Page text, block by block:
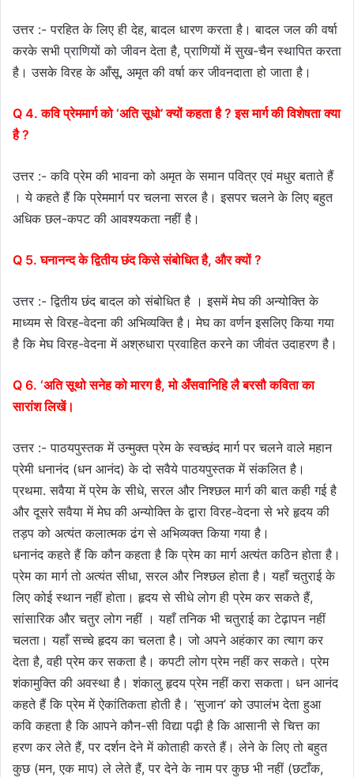
उत्तर :- परहित के लिए ही देह, बादल धारण करता है। बादल जल की वर्षा
करके सभी प्राणियों को जीवन देता है, प्राणियों में सुख-चैन स्थापित करता
है। उसके विरह के आँसू, अमृत की वर्षा कर जीवनदाता हो जाता है।
Q 4. कवि प्रेममार्ग को ‘अति सूधो’ क्यों कहता है ? इस मार्ग की विशेषता क्या
है ?
उत्तर :- कवि प्रेम की भावना को अमृत के समान पवित्र एवं मधुर बताते हैं
। ये कहते हैं कि प्रेममार्ग पर चलना सरल है। इसपर चलने के लिए बहुत
अधिक छल-कपट की आवश्यकता नहीं है।
Q 5. घनानन्द के द्वितीय छंद किसे संबोधित है, और क्यों ?
उत्तर :- द्वितीय छंद बादल को संबोधित है । इसमें मेघ की अन्योक्ति के
माध्यम से विरह-वेदना की अभिव्यक्ति है। मेघ का वर्णन इसलिए किया गया
है कि मेघ विरह-वेदना में अश्रुधारा प्रवाहित करने का जीवंत उदाहरण है।
Q 6. ‘अति सूथो सनेह को मारग है, मो अँसवानिहि लै बरसौ कविता का
सारांश लिखें।
उत्तर :- पाठयपुस्तक में उन्मुक्त प्रेम के स्वच्छंद मार्ग पर चलने वाले महान
प्रेमी धनानंद (धन आनंद) के दो सवैये पाठयपुस्तक में संकलित है।
प्रथमा. सवैया में प्रेम के सीधे, सरल और निश्छल मार्ग की बात कही गई है
और दूसरे सवैया में मेघ की अन्योक्ति के द्वारा विरह-वेदना से भरे हृदय की
तड़प को अत्यंत कलात्मक ढंग से अभिव्यक्त किया गया है।
धनानंद कहते हैं कि कौन कहता है कि प्रेम का मार्ग अत्यंत कठिन होता है।
प्रेम का मार्ग तो अत्यंत सीधा, सरल और निश्छल होता है। यहाँ चतुराई के
लिए कोई स्थान नहीं होता। हृदय से सीधे लोग ही प्रेम कर सकते हैं,
सांसारिक और चतुर लोग नहीं । यहाँ तनिक भी चतुराई का टेढ़ापन नहीं
चलता। यहाँ सच्चे हृदय का चलता है। जो अपने अहंकार का त्याग कर
देता है, वही प्रेम कर सकता है। कपटी लोग प्रेम नहीं कर सकते। प्रेम
शंकामुक्ति की अवस्था है। शंकालु हृदय प्रेम नहीं करा सकता। धन आनंद
कहते हैं कि प्रेम में ऐकांतिकता होती है। ‘सुजान’ को उपालंभ देता हुआ
कवि कहता है कि आपने कौन-सी विद्या पढ़ी है कि आसानी से चित्त का
हरण कर लेते हैं, पर दर्शन देने में कोताही करते हैं। लेने के लिए तो बहुत
कुछ (मन, एक माप) ले लेते हैं, पर देने के नाम पर कुछ भी नहीं (छटाँक,